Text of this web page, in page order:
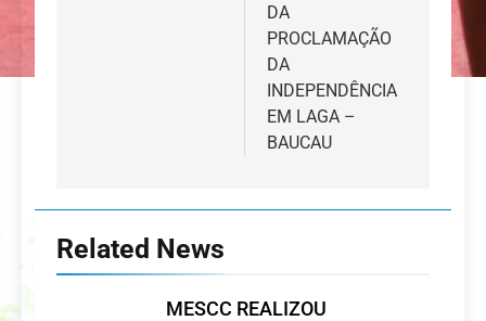
DA
PROCLAMAÇÃO
DA
INDEPENDÊNCIA
EM LAGA –
BAUCAU
Related News
MESCC REALIZOU